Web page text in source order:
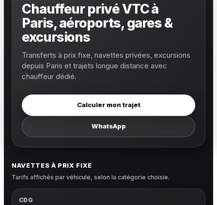
Chauffeur privé VTC à
Paris, aéroports, gares &
excursions
Transferts à prix fixe, navettes privées, excursions
depuis Paris et trajets longue distance avec
chauffeur dédié.
Calculer mon trajet
WhatsApp
NAVETTES À PRIX FIXE
Tarifs affichés par véhicule, selon la catégorie choisie.
CDG